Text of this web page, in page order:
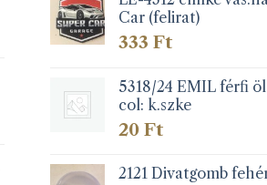
Car (felirat)
333Ft
5318/24 EMIL férfi
col: k.szke
20Ft
2121 Divatgomb